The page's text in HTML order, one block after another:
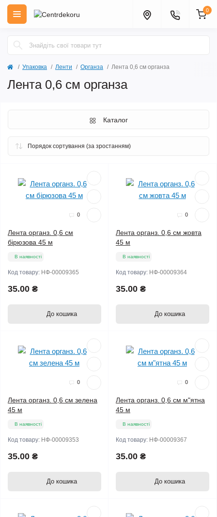
0
Упаковка Ленти Органза Лента 0,6 см органза
Лента 0,6 см органза
Каталог
0
Лента органз. 0,6 см
бірюзова 45 м
В наявності
Код товару: НФ-00009365
35.00 ₴
До кошика
0
Лента органз. 0,6 см жовта
45 м
В наявності
Код товару: НФ-00009364
35.00 ₴
До кошика
0
Лента органз. 0,6 см зелена
45 м
В наявності
Код товару: НФ-00009353
35.00 ₴
До кошика
0
Лента органз. 0,6 см м"ятна
45 м
В наявності
Код товару: НФ-00009367
35.00 ₴
До кошика